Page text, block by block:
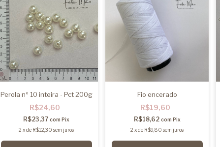
Perola nº 10 inteira - Pct 200g
R$24,60
R$23,37 com Pix
2 xde R$12,30 sem juros
Fio encerado
R$19,60
R$18,62 com Pix
2 xde R$9,80 sem juros